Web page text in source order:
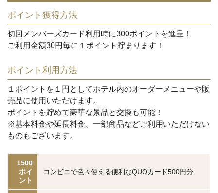
ポイント獲得方法
初回メンバーズカード利用時に300ポイント を進呈！
ご利用金額30円毎に１ポイント 貯まります！
ポイント利用方法
１ポイントを１円 としてホテル内のオーダーメニューや販
売品に使用いただけます。
ポイントを貯めて豪華な景品と交換も可能！
※基本料金や延長料金、一部商品などご利用いただけない
ものもございます。
1500
ポイ
ント
コンビニで色々使える便利なQUOカード500円分